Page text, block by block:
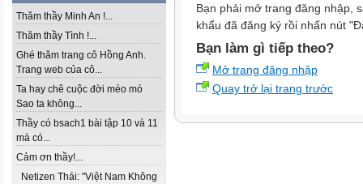
Thăm thầy Minh An !...
Thăm thầy Tình !...
Ghé thăm trang cô Hồng Anh.
Trang web của cô...
Ta hay chê cuộc đời méo mó
Sao ta không...
Thầy có bsach1 bài tập 10 và 11
mà có...
Cảm ơn thầy!...
Netizen Thái: "Việt Nam Không
Bạn phải mở trang đăng nhập,
khẩu đã đăng ký rồi nhấn nút
Bạn làm gì tiếp theo?
Mở trang đăng nhập
Quay trở lại trang trước